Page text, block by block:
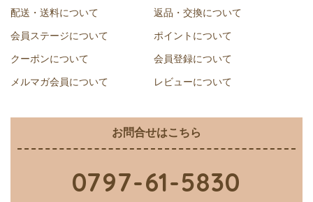
配送・送料について 返品・交換について
会員ステージについて ポイントについて
クーポンについて 会員登録について
メルマガ会員について レビューについて
お問合せはこちら
0797-61-5830